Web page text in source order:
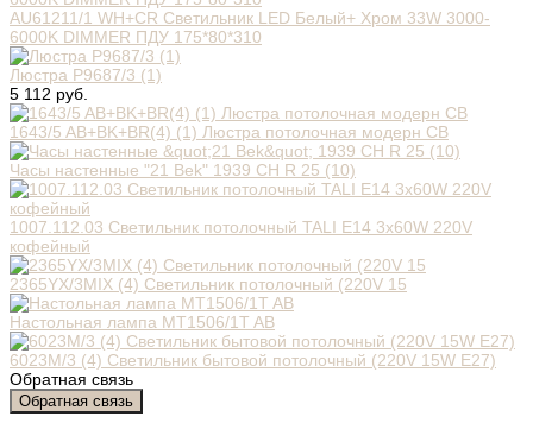
AU61211/1 WH+CR Светильник LED Белый+ Хром 33W 3000-
6000K DIMMER ПДУ 175*80*310
Люстра P9687/3 (1)
5 112 руб.
1643/5 AB+BK+BR(4) (1) Люстра потолочная модерн СВ
Часы настенные "21 Bek" 1939 СН R 25 (10)
1007.112.03 Cветильник потолочный TALI E14 3x60W 220V
кофейный
2365YX/3MIX (4) Светильник потолочный (220V 15
Настольная лампа MT1506/1T AB
6023M/3 (4) Светильник бытовой потолочный (220V 15W E27)
Обратная связь
Обратная связь